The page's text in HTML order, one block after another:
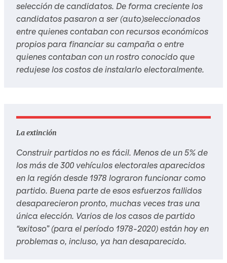
selección de candidatos. De forma creciente los
candidatos pasaron a ser (auto)seleccionados
entre quienes contaban con recursos económicos
propios para financiar su campaña o entre
quienes contaban con un rostro conocido que
redujese los costos de instalarlo electoralmente.
La extinción
Construir partidos no es fácil. Menos de un 5% de
los más de 300 vehículos electorales aparecidos
en la región desde 1978 lograron funcionar como
partido. Buena parte de esos esfuerzos fallidos
desaparecieron pronto, muchas veces tras una
única elección. Varios de los casos de partido
“exitoso” (para el período 1978-2020) están hoy en
problemas o, incluso, ya han desaparecido.